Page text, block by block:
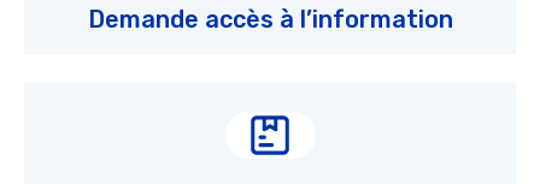
Demande accès à l’information